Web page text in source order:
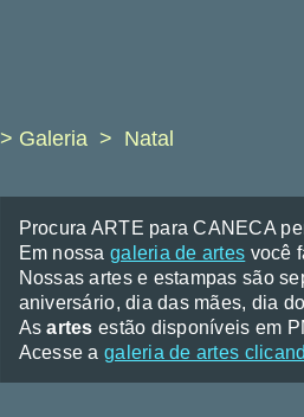
> Galeria Natal
Procura ARTE para CANECA
Em nossa galeria de artes você
Nossas artes e estampas são
aniversário, dia das mães, dia
Asartes estão disponíveis em
Acesse a galeria de artes